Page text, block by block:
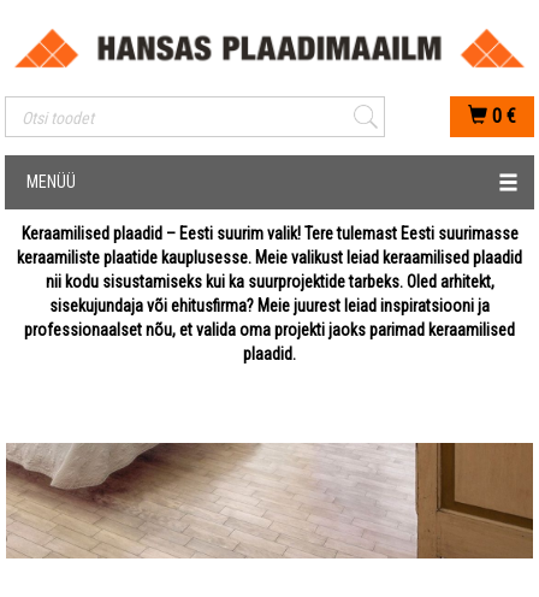
Mobiilis otsimise sisestus
0 €
MENÜÜ
Keraamilised plaadid – Eesti suurim valik! Tere tulemast Eesti suurimasse
keraamiliste plaatide kauplusesse. Meie valikust leiad keraamilised plaadid
nii kodu sisustamiseks kui ka suurprojektide tarbeks. Oled arhitekt,
sisekujundaja või ehitusfirma? Meie juurest leiad inspiratsiooni ja
professionaalset nõu, et valida oma projekti jaoks parimad keraamilised
plaadid.